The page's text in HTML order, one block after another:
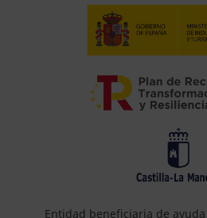
Entidad beneficiaria de